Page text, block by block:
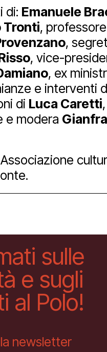
di: Emanuele
Tronti,
,
, vice-
, ex
e interventi
di Luca Caretti
e modera
sulle
e sugli
al Polo!
newsletter